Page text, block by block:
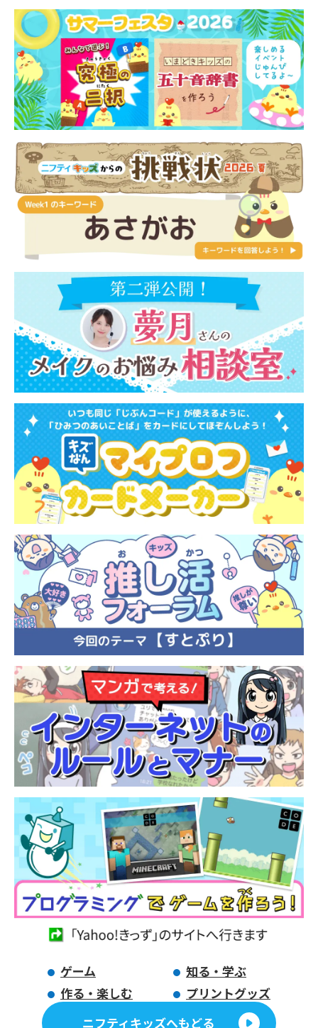
ゲーム
知る・学ぶ
作る・楽しむ
プリントグッズ
ニフティキッズへもどる